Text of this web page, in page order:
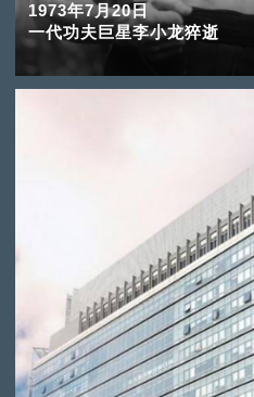
1973年7月20日
一代功夫巨星李小龙猝逝